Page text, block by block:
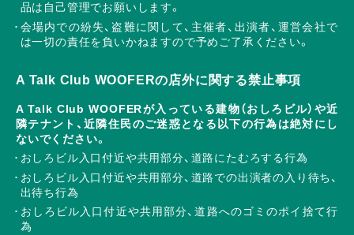
品は自己管理でお願いします。
会場内での紛失、盗難に関して、主催者、出演者、運営会社で
は一切の責任を負いかねますので予めご了承ください。
A Talk Club WOOFERの店外に関する禁止事項
A Talk Club WOOFERが入っている建物（おしろビル）や近
隣テナント、近隣住民のご迷惑となる以下の行為は絶対にし
ないでください。
おしろビル入口付近や共用部分、道路にたむろする行為
おしろビル入口付近や共用部分、道路での出演者の入り待ち、
出待ち行為
おしろビル入口付近や共用部分、道路へのゴミのポイ捨て行
為